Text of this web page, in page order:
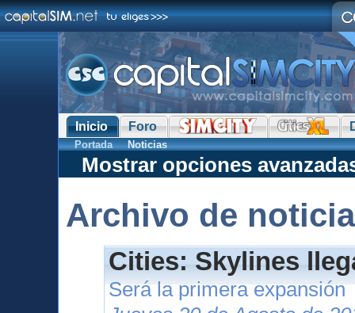
Inicio Foro
Portada Noticias
Mostrar opciones
Archivo de
Cities: Skylines
Será la primera expansión